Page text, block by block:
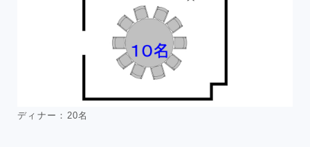
ディナー：20名